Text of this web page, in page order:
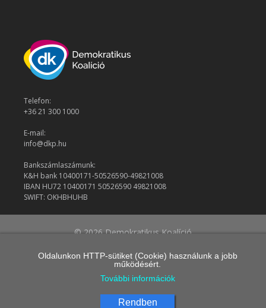
Telefon:
+36 21 300 1000
E-mail:
info@dkp.hu
Bankszámlaszámunk:
K&H bank 10400171-50526590-49821008
IBAN HU72 10400171 50526590 49821008
SWIFT: OKHBHUHB
© 2026 Demokratikus Koalíció
Oldalunkon HTTP-sütiket (Cookie) használunk a jobb
működésért.
További információk